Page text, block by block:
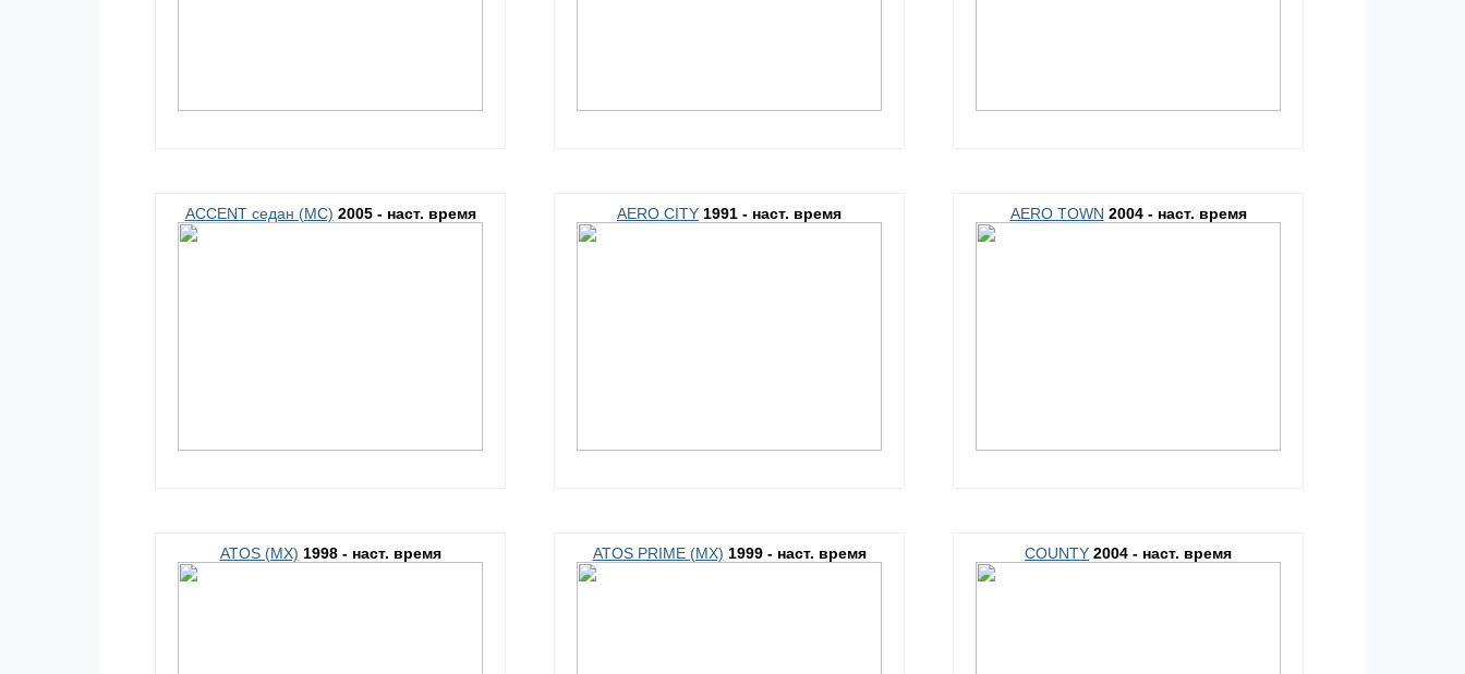
ACCENT седан (MC) 2005 - наст. время AERO CITY 1991 - наст. время AERO TOWN 2004 - наст. время
ATOS (MX) 1998 - наст. время ATOS PRIME (MX) 1999 - наст. время COUNTY 2004 - наст. время